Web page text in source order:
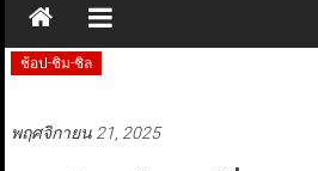
ช้อป-ชิม-ชิล
พฤศจิกายน 21, 2025